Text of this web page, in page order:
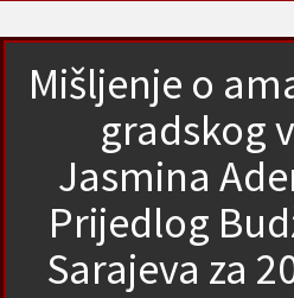
Mišljenje o
gradskog
Jasmina
Prijedlog
Sarajeva za